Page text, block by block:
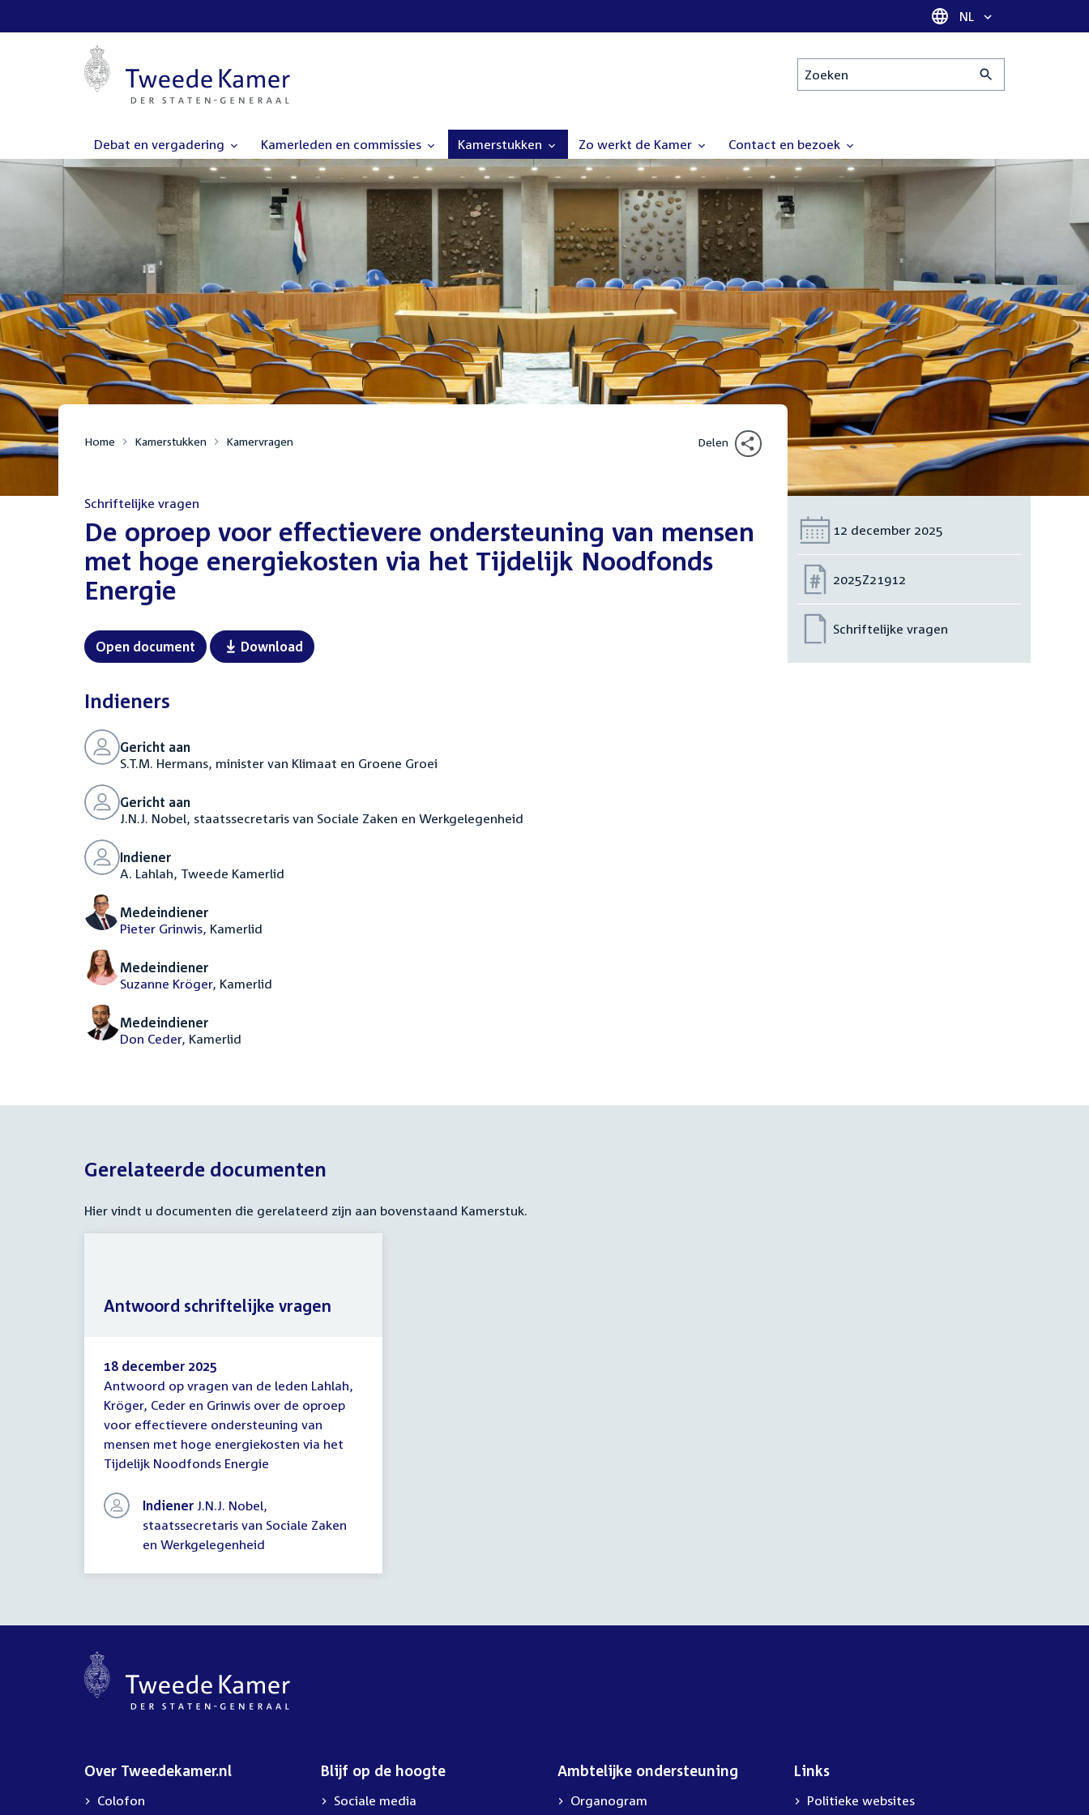
Taal selectie
NL
Zoeken
Debat en vergadering Kamerleden en commissies Kamerstukken Zo werkt de Kamer Contact en bezoek
Home Kamerstukken Kamervragen Delen
Schriftelijke vragen
:De oproep voor effectievere ondersteuning van mensen
met hoge energiekosten via het Tijdelijk Noodfonds
Energie
Open document Download
Indieners
Gericht aan
S.T.M. Hermans, minister van Klimaat en Groene Groei
Gericht aan
J.N.J. Nobel, staatssecretaris van Sociale Zaken en Werkgelegenheid
Indiener
A. Lahlah, Tweede Kamerlid
Medeindiener
Pieter Grinwis, Kamerlid
Medeindiener
Suzanne Kröger, Kamerlid
Medeindiener
Don Ceder, Kamerlid
Datum:
12 december 2025
Nummer:
2025Z21912
Schriftelijke vragen
Gerelateerde documenten
Hier vindt u documenten die gerelateerd zijn aan bovenstaand Kamerstuk.
Antwoord
schriftelijke
vragen
18 december 2025
Antwoord op vragen van de leden Lahlah,
Kröger, Ceder en Grinwis over de oproep
voor effectievere ondersteuning van
mensen met hoge energiekosten via het
Tijdelijk Noodfonds Energie
Indiener J.N.J. Nobel,
staatssecretaris van Sociale Zaken
en Werkgelegenheid
Antwoord schriftelijke vragen
Over Tweedekamer.nl
Colofon
Blijf op de hoogte
Sociale media
Ambtelijke ondersteuning
Organogram
Links
Politieke websites